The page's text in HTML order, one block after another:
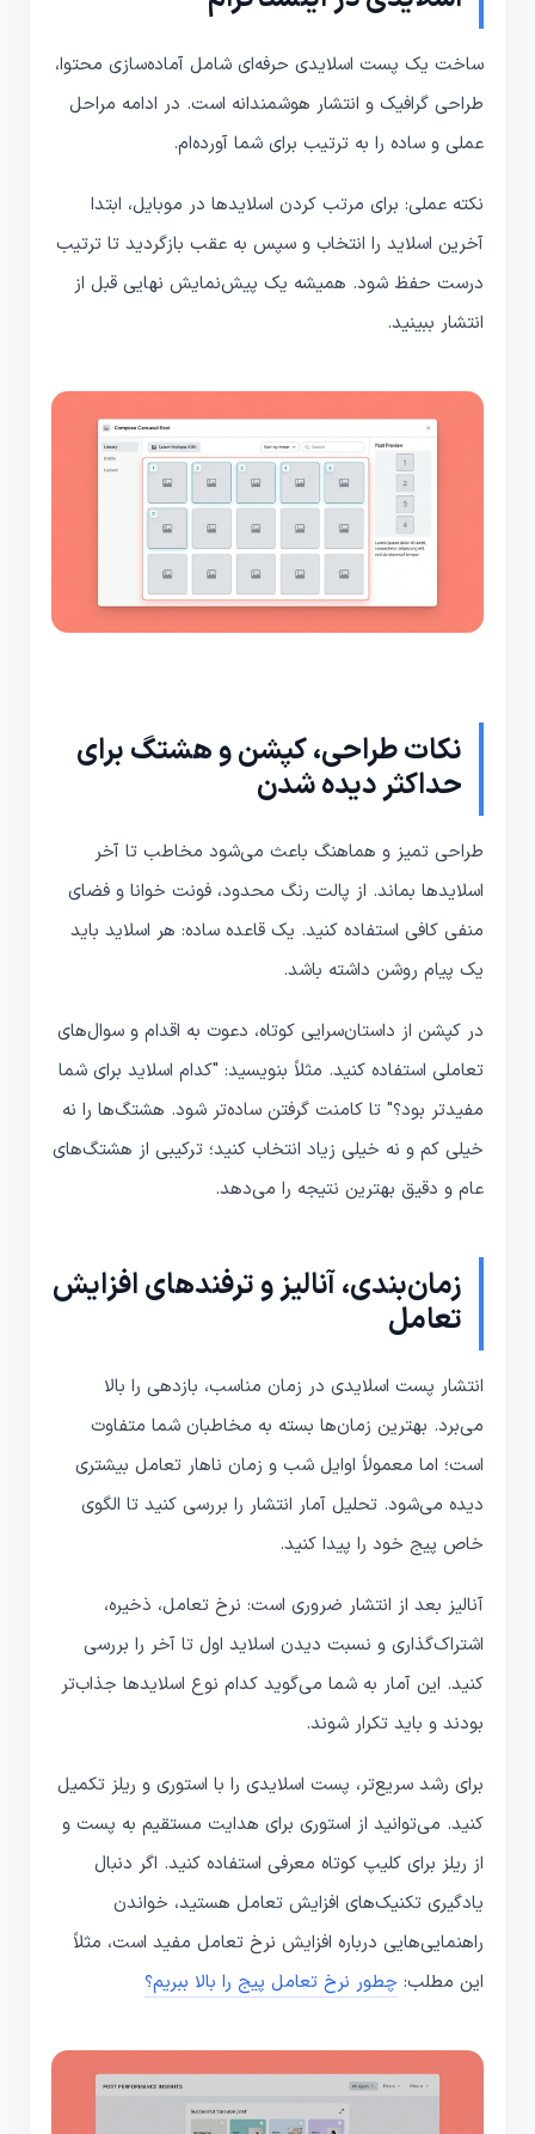
ساخت یک پست اسلایدی حرفه‌ای شامل آماده‌سازی محتوا،
طراحی گرافیک و انتشار هوشمندانه است. در ادامه مراحل
عملی و ساده را به ترتیب برای شما آورده‌ام.
نکته عملی: برای مرتب کردن اسلایدها در موبایل، ابتدا
آخرین اسلاید را انتخاب و سپس به عقب بازگردید تا ترتیب
درست حفظ شود. همیشه یک پیش‌نمایش نهایی قبل از
انتشار ببینید.
نکات طراحی، کپشن و هشتگ برای
حداکثر دیده شدن
طراحی تمیز و هماهنگ باعث می‌شود مخاطب تا آخر
اسلایدها بماند. از پالت رنگ محدود، فونت خوانا و فضای
منفی کافی استفاده کنید. یک قاعده ساده: هر اسلاید باید
یک پیام روشن داشته باشد.
در کپشن از داستان‌سرایی کوتاه، دعوت به اقدام و سوال‌های
تعاملی استفاده کنید. مثلاً بنویسید: "کدام اسلاید برای شما
مفیدتر بود؟" تا کامنت گرفتن ساده‌تر شود. هشتگ‌ها را نه
خیلی کم و نه خیلی زیاد انتخاب کنید؛ ترکیبی از هشتگ‌های
عام و دقیق بهترین نتیجه را می‌دهد.
زمان‌بندی، آنالیز و ترفندهای افزایش
تعامل
انتشار پست اسلایدی در زمان مناسب، بازدهی را بالا
می‌برد. بهترین زمان‌ها بسته به مخاطبان شما متفاوت
است؛ اما معمولاً اوایل شب و زمان ناهار تعامل بیشتری
دیده می‌شود. تحلیل آمار انتشار را بررسی کنید تا الگوی
خاص پیج خود را پیدا کنید.
آنالیز بعد از انتشار ضروری است: نرخ تعامل، ذخیره،
اشتراک‌گذاری و نسبت دیدن اسلاید اول تا آخر را بررسی
کنید. این آمار به شما می‌گوید کدام نوع اسلایدها جذاب‌تر
بودند و باید تکرار شوند.
برای رشد سریع‌تر، پست اسلایدی را با استوری و ریلز تکمیل
کنید. می‌توانید از استوری برای هدایت مستقیم به پست و
از ریلز برای کلیپ کوتاه معرفی استفاده کنید. اگر دنبال
یادگیری تکنیک‌های افزایش تعامل هستید، خواندن
راهنمایی‌هایی درباره افزایش نرخ تعامل مفید است، مثلاً
این مطلب: چطور نرخ تعامل پیج را بالا ببریم؟